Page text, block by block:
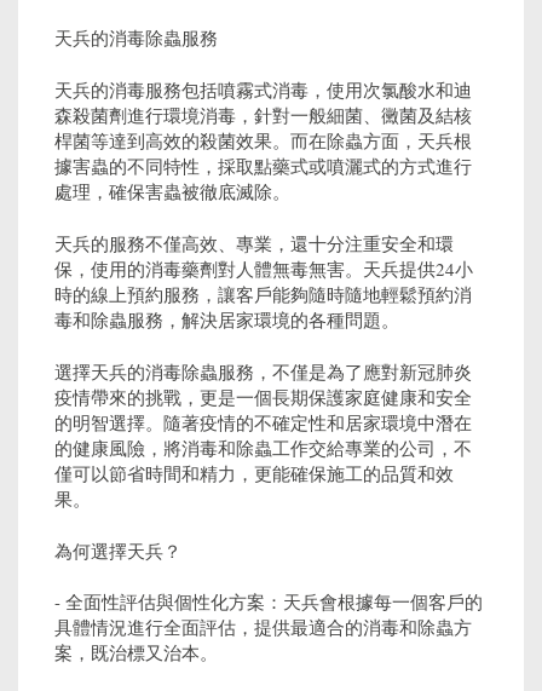
天兵的消毒除蟲服務
天兵的消毒服務包括噴霧式消毒，使用次氯酸水和迪
森殺菌劑進行環境消毒，針對一般細菌、黴菌及結核
桿菌等達到高效的殺菌效果。而在除蟲方面，天兵根
據害蟲的不同特性，採取點藥式或噴灑式的方式進行
處理，確保害蟲被徹底滅除。
天兵的服務不僅高效、專業，還十分注重安全和環
保，使用的消毒藥劑對人體無毒無害。天兵提供24小
時的線上預約服務，讓客戶能夠隨時隨地輕鬆預約消
毒和除蟲服務，解決居家環境的各種問題。
選擇天兵的消毒除蟲服務，不僅是為了應對新冠肺炎
疫情帶來的挑戰，更是一個長期保護家庭健康和安全
的明智選擇。隨著疫情的不確定性和居家環境中潛在
的健康風險，將消毒和除蟲工作交給專業的公司，不
僅可以節省時間和精力，更能確保施工的品質和效
果。
為何選擇天兵？
- 全面性評估與個性化方案：天兵會根據每一個客戶的
具體情況進行全面評估，提供最適合的消毒和除蟲方
案，既治標又治本。